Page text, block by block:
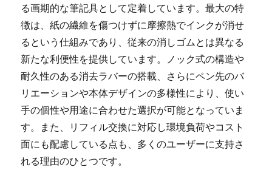
る画期的な筆記具として定着しています。最大の特
徴は、紙の繊維を傷つけずに摩擦熱でインクが消せ
るという仕組みであり、従来の消しゴムとは異なる
新たな利便性を提供しています。ノック式の構造や
耐久性のある消去ラバーの搭載、さらにペン先のバ
リエーションや本体デザインの多様性により、使い
手の個性や用途に合わせた選択が可能となっていま
す。また、リフィル交換に対応し環境負荷やコスト
面にも配慮している点も、多くのユーザーに支持さ
れる理由のひとつです。